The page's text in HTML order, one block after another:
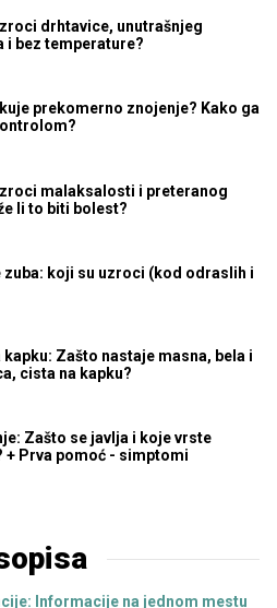
drhtavice, unutrašnjeg
i bez temperature?
prekomerno znojenje? Kako ga
malaksalosti i preteranog
li to biti bolest?
zuba: koji su uzroci (kod odraslih i
kapku: Zašto nastaje masna, bela i
cista na kapku?
Zašto se javlja i koje vrste
+ Prva pomoć - simptomi
Informacije na jednom mestu